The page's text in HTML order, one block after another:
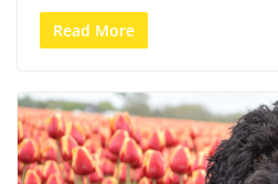
Read More